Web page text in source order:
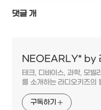
댓글 개
NEOEARLY* by
테크, 디바이스, 과학, 모빌
를 소개하는 라디오키즈의
구독하기